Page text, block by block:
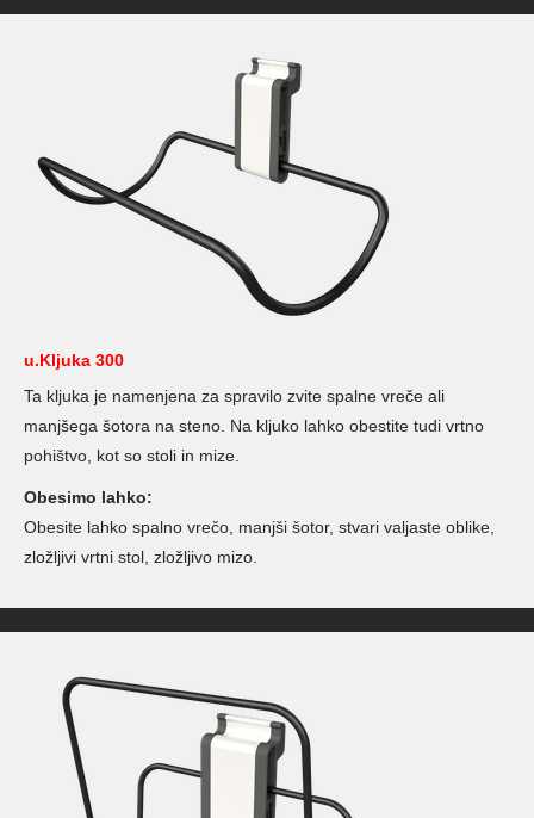
u.Kljuka 300
Ta kljuka je namenjena za spravilo zvite spalne vreče ali
manjšega šotora na steno. Na kljuko lahko obestite tudi vrtno
pohištvo, kot so stoli in mize.
Obesimo lahko:
Obesite lahko spalno vrečo, manjši šotor, stvari valjaste oblike,
zložljivi vrtni stol, zložljivo mizo.